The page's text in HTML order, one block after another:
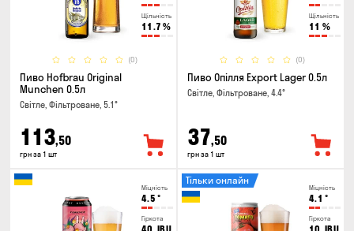
Щільність
11.7 %
(0)
Пиво Hofbrau Original
Munchen 0.5л
Світле, Фільтроване, 5.1°
113,50
грн за 1 шт
Щільність
11 %
(0)
Пиво Опілля Export Lager 0.5л
Світле, Фільтроване, 4.4°
37,50
грн за 1 шт
Міцність
4.5 °
Гіркота
Міцність
4.1 °
Гіркота
Тільки онлайн